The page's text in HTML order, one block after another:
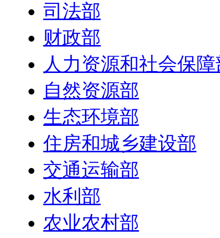
司法部
财政部
人力资源和社会保
自然资源部
生态环境部
住房和城乡建设部
交通运输部
水利部
农业农村部